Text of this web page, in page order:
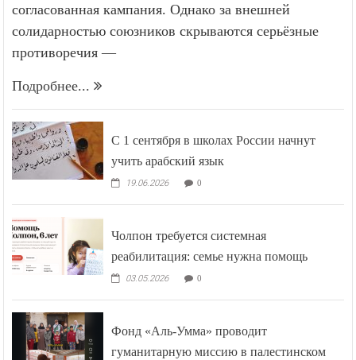
согласованная кампания. Однако за внешней
солидарностью союзников скрываются серьёзные
противоречия —
Подробнее...
С 1 сентября в школах России начнут
учить арабский язык
19.06.2026 0
Чолпон требуется системная
реабилитация: семье нужна помощь
03.05.2026 0
Фонд «Аль-Умма» проводит
гуманитарную миссию в палестинском